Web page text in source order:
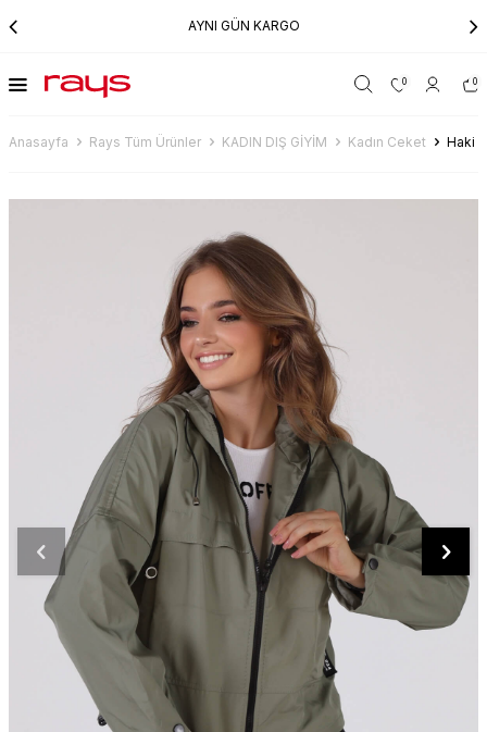
AYNI GÜN KARGO
0 0
Anasayfa Rays Tüm Ürünler KADIN DIŞ GİYİM Kadın Ceket Haki